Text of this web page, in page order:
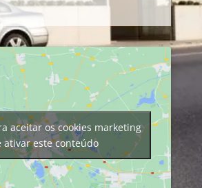
aceitar os cookies marketing
ativar este conteúdo